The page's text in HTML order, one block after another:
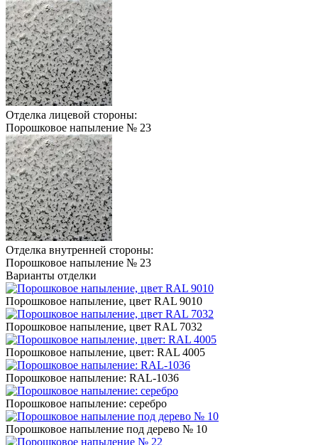
Отделка лицевой стороны:
Порошковое напыление № 23
Отделка внутренней стороны:
Порошковое напыление № 23
Варианты отделки
Порошковое напыление, цвет RAL 9010
Порошковое напыление, цвет RAL 7032
Порошковое напыление, цвет: RAL 4005
Порошковое напыление: RAL-1036
Порошковое напыление: серебро
Порошковое напыление под дерево № 10